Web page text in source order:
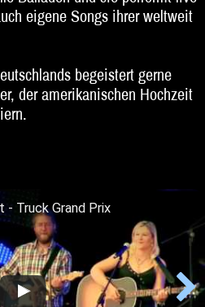
eigene Songs ihrer weltweit
begeistert gerne
der amerikanischen Hochzeit
- Truck Grand Prix
- The First cut is the deepest
- SRF
Chapter